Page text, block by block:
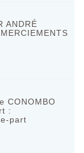
ANDRÉ
CONOMBO
:
part